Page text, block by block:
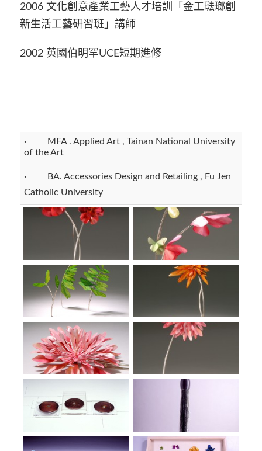
2006 文化創意產業工藝人才培訓「金工琺瑯創
新生活工藝研習班」講師
2002 英國伯明罕UCE短期進修
· MFA . Applied Art , Tainan National University
of the Art
· BA. Accessories Design and Retailing , Fu Jen
Catholic University